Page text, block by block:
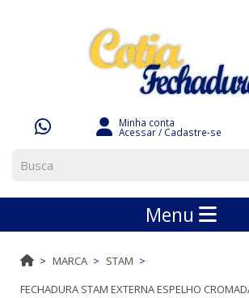
Minha conta
Acessar/ Cadastre-se
Menu
MARCA
STAM
FECHADURA STAM EXTERNA ESPELHO